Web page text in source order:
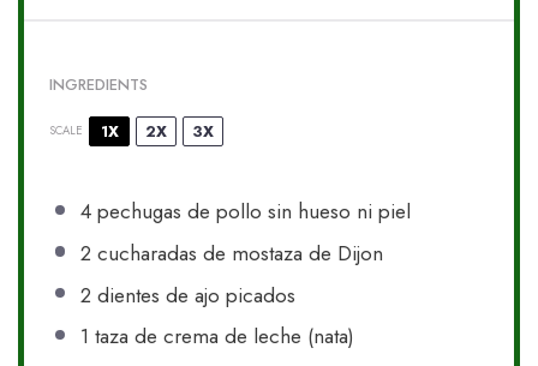
INGREDIENTS
SCALE 1X 2X 3X
4pechugas de pollo sin hueso ni piel
2 cucharadas de mostaza de Dijon
2 dientes de ajo picados
1 taza de crema de leche (nata)